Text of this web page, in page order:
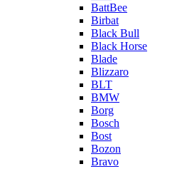
BattBee
Birbat
Black Bull
Black Horse
Blade
Blizzaro
BLT
BMW
Borg
Bosch
Bost
Bozon
Bravo